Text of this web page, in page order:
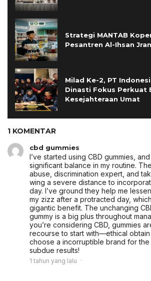
Strategi MANTAB
Pesantren Al-Ihsan
Milad Ke-2, PT
Dinasti Fokus Perkuat
Kesejahteraan Umat
1 KOMENTAR
cbd gummies
I’ve started using CBD gummies,
significant balance in my routine.
abuse, discrimination expert, and
wing a severe distance to
day. I’ve ground they help me
my zizz after a protracted day,
gigantic benefit. The unchanging
gummy is a big plus throughout
you’re considering CBD, gummies
recourse to start with—ethical
choose a incorruptible brand for
subdue results!
1 tahun yang lalu